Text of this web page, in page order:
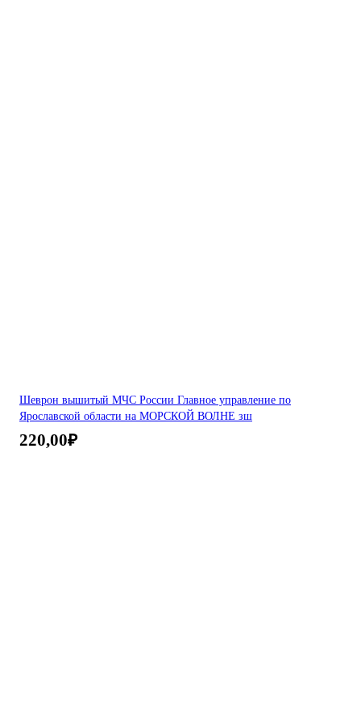
Шеврон вышитый МЧС России Главное управление по
Ярославской области на МОРСКОЙ ВОЛНЕ зш
220,00₽